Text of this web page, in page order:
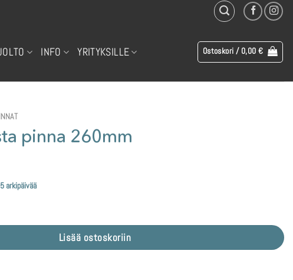
INFO YRITYKSILLE Ostoskori / 0,00 €
pinna 260mm
arkipäivää
Lisää ostoskoriin